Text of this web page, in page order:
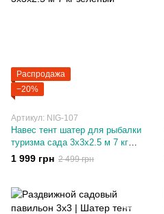
Распродажа
−20%
Артикул: NIG-107
Навес тент шатер для рыбалки
туризма сада 3х3х2.5 м 7 кг
зеленый
1 999 грн 2 499 грн